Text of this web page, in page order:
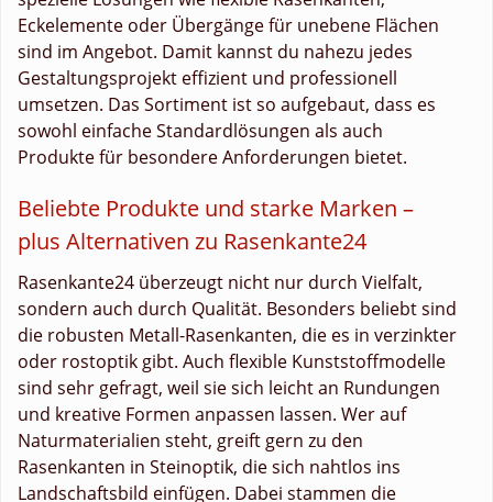
Eckelemente oder Übergänge für unebene Flächen
sind im Angebot. Damit kannst du nahezu jedes
Gestaltungsprojekt effizient und professionell
umsetzen. Das Sortiment ist so aufgebaut, dass es
sowohl einfache Standardlösungen als auch
Produkte für besondere Anforderungen bietet.
Beliebte Produkte und starke Marken –
plus Alternativen zu Rasenkante24
Rasenkante24 überzeugt nicht nur durch Vielfalt,
sondern auch durch Qualität. Besonders beliebt sind
die robusten Metall-Rasenkanten, die es in verzinkter
oder rostoptik gibt. Auch flexible Kunststoffmodelle
sind sehr gefragt, weil sie sich leicht an Rundungen
und kreative Formen anpassen lassen. Wer auf
Naturmaterialien steht, greift gern zu den
Rasenkanten in Steinoptik, die sich nahtlos ins
Landschaftsbild einfügen. Dabei stammen die